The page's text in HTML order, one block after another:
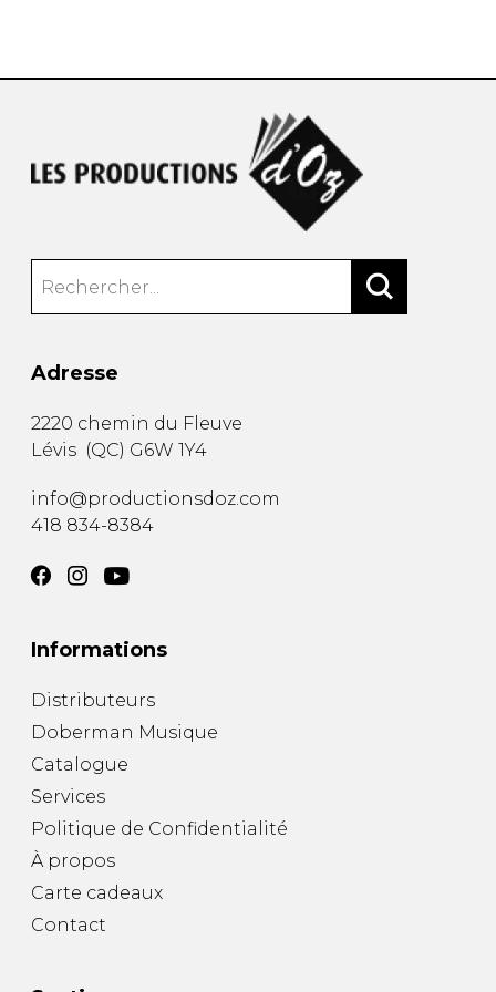
Adresse
2220 chemin du Fleuve
Lévis (QC) G6W 1Y4
info@productionsdoz.com
418 834-8384
Informations
Distributeurs
Doberman Musique
Catalogue
Services
Politique de Confidentialité
À propos
Carte cadeaux
Contact